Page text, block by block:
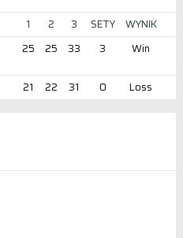
1 2 3 SETY
WYNIK
25 25 33 3 Win
21 22 31 0 Loss